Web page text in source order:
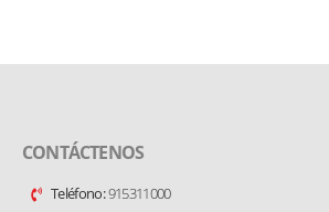
CONTÁCTENOS
Teléfono:915311000